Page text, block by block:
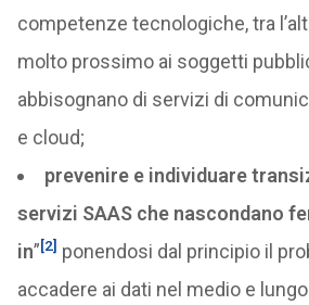
competenze tecnologiche, tra
molto prossimo ai soggetti
abbisognano di servizi di
e cloud;
prevenire e individuare
servizi SAAS che nascondano
in”[2] ponendosi dal principio il
accadere ai dati nel medio e